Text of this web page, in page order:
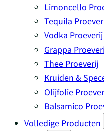
Limoncello
Tequila
Vodka Proeverij
Grappa
Thee Proeverij
Kruiden &
Olijfolie
Balsamico
Volledige Producten